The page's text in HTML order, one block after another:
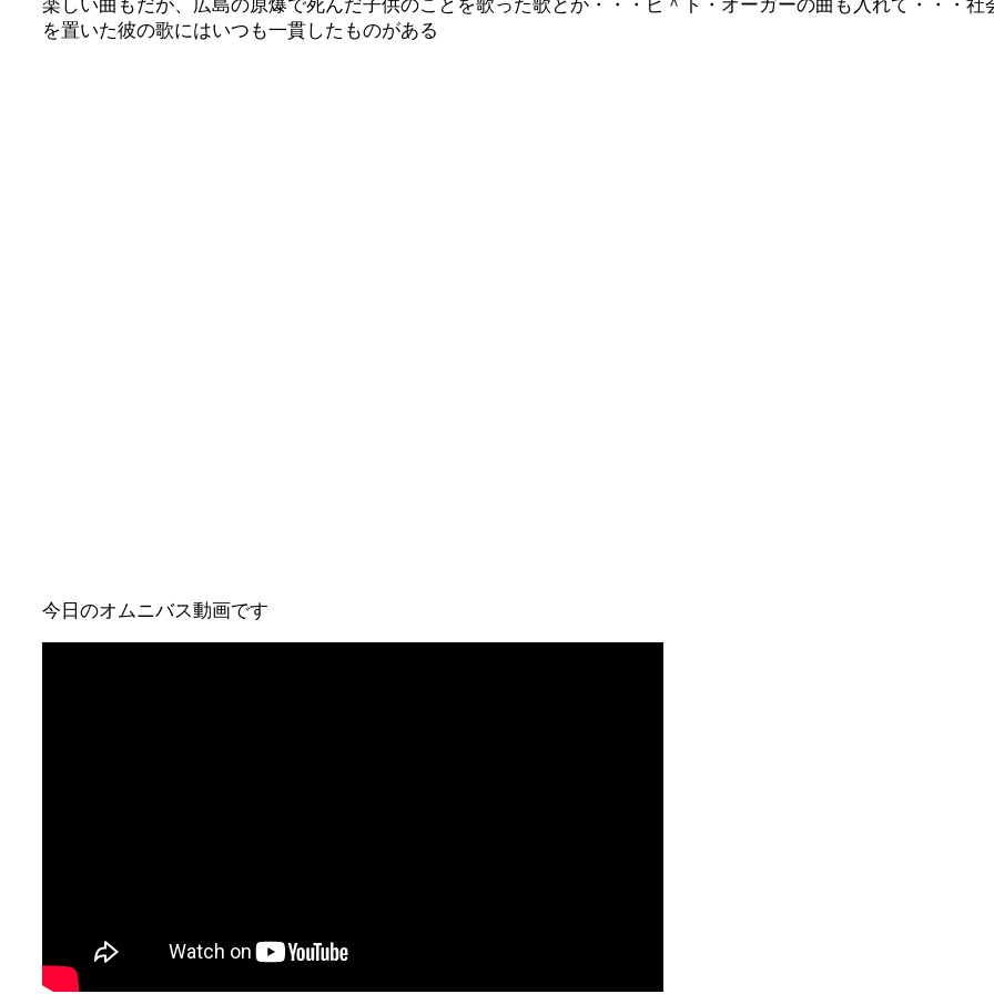
楽しい曲もだが、広島の原爆で死んだ子供のことを歌った歌とか・・・ピ＾ト・オーガーの曲も入れて・・・社
を置いた彼の歌にはいつも一貫したものがある
今日のオムニバス動画です